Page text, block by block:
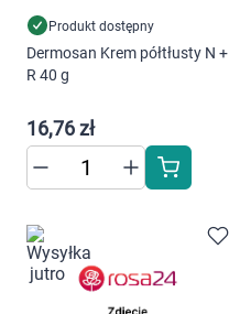
Sprzęt medyczny
Motoryzacja
Grupy produktowe
Marki
Produkt dostępny
Dermosan Krem półtłusty N +
R 40 g
16,76 zł